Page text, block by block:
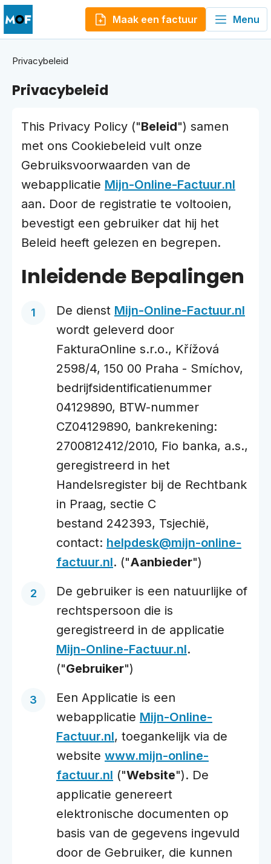
Maak een factuur Menu
Privacybeleid
Privacybeleid
This Privacy Policy ("Beleid") samen
met ons Cookiebeleid vult onze
Gebruiksvoorwaarden van de
webapplicatie Mijn-Online-Factuur.nl
aan. Door de registratie te voltooien,
bevestigt een gebruiker dat hij het
Beleid heeft gelezen en begrepen.
Inleidende Bepalingen
De dienst Mijn-Online-Factuur.nl
wordt geleverd door
FakturaOnline s.r.o., Křížová
2598/4, 150 00 Praha - Smíchov,
bedrijfsidentificatienummer
04129890, BTW-nummer
CZ04129890, bankrekening:
2700812412/2010, Fio banka, a.s.,
geregistreerd in het
Handelsregister bij de Rechtbank
in Praag, sectie C
bestand 242393, Tsjechië,
contact: helpdesk@mijn-online-
factuur.nl. ("Aanbieder")
De gebruiker is een natuurlijke of
rechtspersoon die is
geregistreerd in de applicatie
Mijn-Online-Factuur.nl.
("Gebruiker")
Een Applicatie is een
webapplicatie Mijn-Online-
Factuur.nl, toegankelijk via de
website www.mijn-online-
factuur.nl ("Website"). De
applicatie genereert
elektronische documenten op
basis van de gegevens ingevuld
door de Gebruiker, die kunnen